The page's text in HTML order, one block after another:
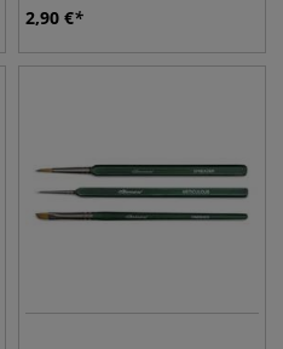
2,90 €